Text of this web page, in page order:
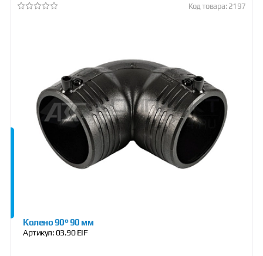
Код товара: 2197
Колено 90° 90 мм
Артикул:03.90 EIF